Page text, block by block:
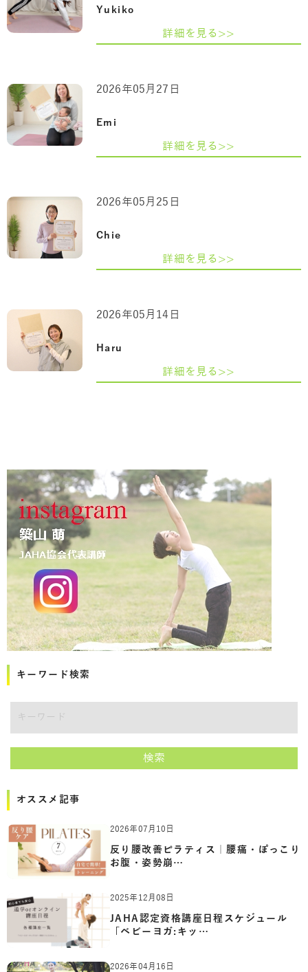
Yukiko
詳細を見る>>
Emi
2026年05月27日
詳細を見る>>
Chie
2026年05月25日
詳細を見る>>
Haru
2026年05月14日
詳細を見る>>
キーワード検索
検索
オススメ記事
2026年07月10日
反り腰改善ピラティス｜腰痛・ぽっこり
お腹・姿勢崩…
2025年12月08日
JAHA認定資格講座日程スケジュール
「ベビーヨガ:キッ…
2026年04月16日